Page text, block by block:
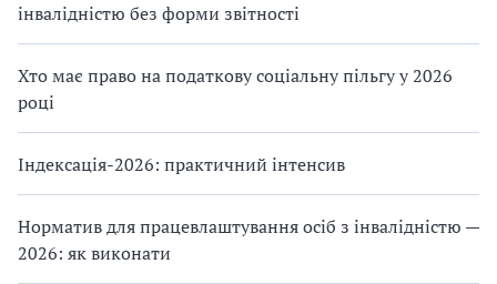
інвалідністю без форми звітності
Хто має право на податкову соціальну пільгу у 2026
році
Індексація-2026: практичний інтенсив
Норматив для працевлаштування осіб з інвалідністю —
2026: як виконати